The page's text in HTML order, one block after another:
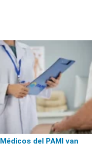
Médicos del PAMI van